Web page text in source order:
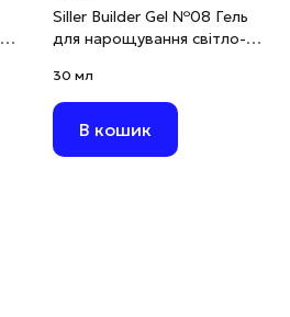
Siller Builder Gel №08 Гель
для нарощування світло-
30 мл
В кошик